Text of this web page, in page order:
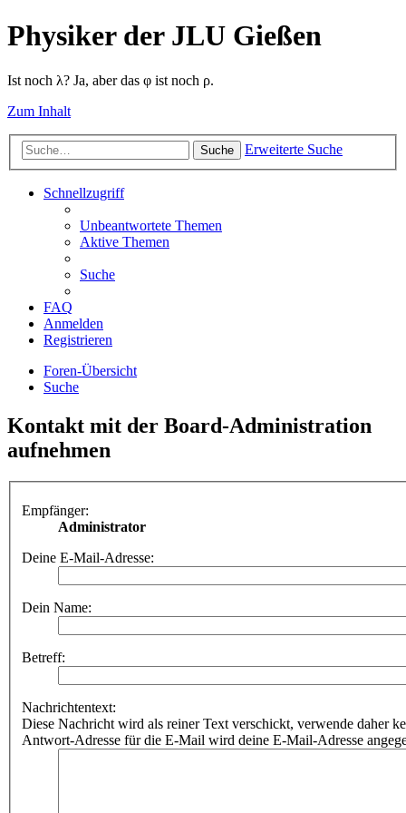
Physiker der JLU Gießen
Ist noch λ? Ja, aber das φ ist noch ρ.
Zum Inhalt
Suche Erweiterte Suche
Schnellzugriff
Unbeantwortete Themen
Aktive Themen
Suche
FAQ
Anmelden
Registrieren
Foren-Übersicht
Suche
Kontakt mit der Board-Administration
aufnehmen
Empfänger:
Administrator
Deine E-Mail-Adresse:
Dein Name:
Betreff:
Nachrichtentext:
Diese Nachricht wird als reiner Text verschickt, verwende daher
Antwort-Adresse für die E-Mail wird deine E-Mail-Adresse